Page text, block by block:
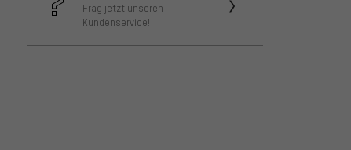
Frag jetzt unseren
Kundenservice!